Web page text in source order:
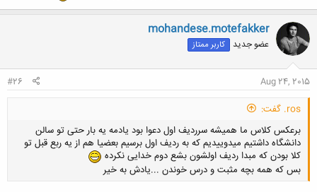
mohandese.motefakker
عضو جدید کاربر ممتاز
Aug 24, 2015
#26
ros. گفت:
برعکس کلاس ما همیشه سرردیف اول دعوا بود یادمه یه بار حتی تو سالن
دانشگاه داشتیم میدوییدیم که به ردیف اول برسیم بعضیا هم از یه ربع قبل تو
کلا بودن که مبدا ردیف اولشون بشع دوم خدایی نکرده
بس که همه بچه مثبت و درس خوندن ...یادش به خیر